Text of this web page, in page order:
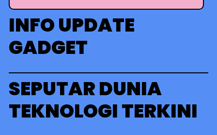
INFO UPDATE
GADGET
SEPUTAR DUNIA
TEKNOLOGI TERKINI